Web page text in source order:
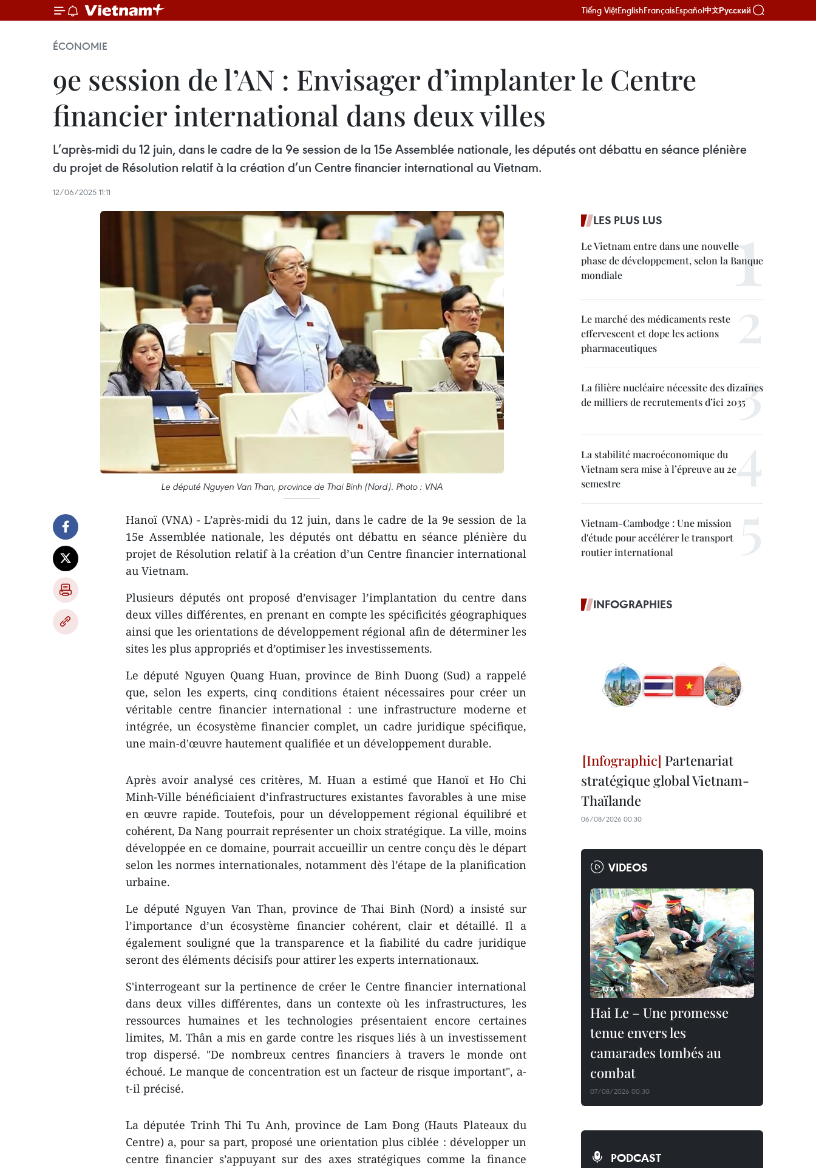
Tiếng ViệtEnglishFrançaisEspañol中文Русский
ÉCONOMIE
9e session de l’AN : Envisager d’implanter le Centre
financier international dans deux villes
L’après-midi du 12 juin, dans le cadre de la 9e session de la 15e Assemblée nationale, les députés ont débattu en séance plénière
du projet de Résolution relatif à la création d’un Centre financier international au Vietnam.
12/06/2025 11:11
Le député Nguyen Van Than, province de Thai Binh (Nord). Photo : VNA
Hanoï (VNA) - L’après-midi du 12 juin, dans le cadre de la 9e session de la
15e Assemblée nationale, les députés ont débattu en séance plénière du
projet de Résolution relatif à la création d’un Centre financier international
au Vietnam.
Plusieurs députés ont proposé d’envisager l’implantation du centre dans
deux villes différentes, en prenant en compte les spécificités géographiques
ainsi que les orientations de développement régional afin de déterminer les
sites les plus appropriés et d’optimiser les investissements.
Le député Nguyen Quang Huan, province de Binh Duong (Sud) a rappelé
que, selon les experts, cinq conditions étaient nécessaires pour créer un
véritable centre financier international : une infrastructure moderne et
intégrée, un écosystème financier complet, un cadre juridique spécifique,
une main-d'œuvre hautement qualifiée et un développement durable.
Après avoir analysé ces critères, M. Huan a estimé que Hanoï et Ho Chi
Minh-Ville bénéficiaient d’infrastructures existantes favorables à une mise
en œuvre rapide. Toutefois, pour un développement régional équilibré et
cohérent, Da Nang pourrait représenter un choix stratégique. La ville, moins
développée en ce domaine, pourrait accueillir un centre conçu dès le départ
selon les normes internationales, notamment dès l’étape de la planification
urbaine.
Le député Nguyen Van Than, province de Thai Binh (Nord) a insisté sur
l’importance d’un écosystème financier cohérent, clair et détaillé. Il a
également souligné que la transparence et la fiabilité du cadre juridique
seront des éléments décisifs pour attirer les experts internationaux.
S'interrogeant sur la pertinence de créer le Centre financier international
dans deux villes différentes, dans un contexte où les infrastructures, les
ressources humaines et les technologies présentaient encore certaines
limites, M. Thân a mis en garde contre les risques liés à un investissement
trop dispersé. "De nombreux centres financiers à travers le monde ont
échoué. Le manque de concentration est un facteur de risque important", a-
t-il précisé.
La députée Trinh Thi Tu Anh, province de Lam Đong (Hauts Plateaux du
Centre) a, pour sa part, proposé une orientation plus ciblée : développer un
centre financier s’appuyant sur des axes stratégiques comme la finance
LES PLUS LUS
Le Vietnam entre dans une nouvelle
phase de développement, selon la Banque
mondiale
Le marché des médicaments reste
effervescent et dope les actions
pharmaceutiques
La filière nucléaire nécessite des dizaines
de milliers de recrutements d’ici 2035
La stabilité macroéconomique du
Vietnam sera mise à l’épreuve au 2e
semestre
Vietnam-Cambodge : Une mission
d'étude pour accélérer le transport
routier international
INFOGRAPHIES
Partenariat
stratégique global Vietnam-
Thaïlande
06/08/2026 00:30
VIDEOS
Hai Le – Une promesse
tenue envers les
camarades tombés au
combat
07/08/2026 00:30
PODCAST